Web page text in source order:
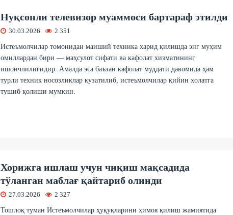
Нуқсонли телевизор муаммоси бартараф этилди
30.03.2026 2 351
Истеъмолчилар томонидан маиший техника харид қилишда энг муҳим
омиллардан бири — маҳсулот сифати ва кафолат хизматининг
ишончлилигидир. Амалда эса баъзан кафолат муддати давомида ҳам
турли техник носозликлар кузатилиб, истеъмолчилар қийин ҳолатга
тушиб қолиши мумкин.
Хорижга ишлаш учун чиқиш мақсадида
тўланган маблағ қайтариб олинди
27.03.2026 2 327
Тошлоқ туман Истеъмолчилар ҳуқуқларини ҳимоя қилиш жамиятида